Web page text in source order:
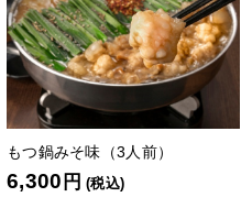
もつ鍋みそ味（3人前）
6,300 円 (税込)